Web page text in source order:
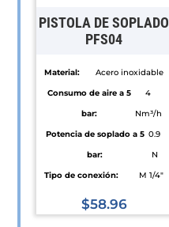
PISTOLA DE SOPLADO
PFS04
Material:
Acero inoxidable
Consumo de aire a 5
bar:
4
Nm³/h
Potencia de soplado a 5
bar:
0.9
N
Tipo de conexión:
M 1/4"
$58.96